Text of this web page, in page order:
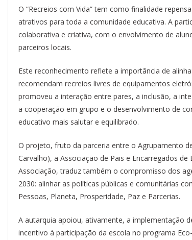
O “Recreios com Vida” tem como finalidade
atrativos para toda a comunidade educativa. A
colaborativa e criativa, com o envolvimento de
parceiros locais.
Este reconhecimento reflete a importância de
recomendam recreios livres de equipamentos
promoveu a interação entre pares, a inclusão, a
a cooperação em grupo e o desenvolvimento de
educativo mais salutar e equilibrado.
O projeto, fruto da parceria entre o Agrupamento
Carvalho), a Associação de Pais e Encarregados
Associação, traduz também o compromisso dos
2030: alinhar as políticas públicas e comunitárias
Pessoas, Planeta, Prosperidade, Paz e Parcerias.
A autarquia apoiou, ativamente, a implementação
incentivo à participação da escola no programa